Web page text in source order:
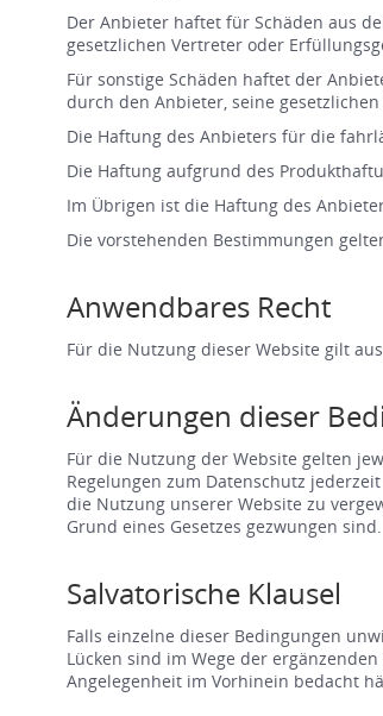
Der Anbieter haftet für Schäden aus
gesetzlichen Vertreter oder
Für sonstige Schäden haftet der
durch den Anbieter, seine
Die Haftung des Anbieters für die
Die Haftung aufgrund des
Im Übrigen ist die Haftung des
Die vorstehenden Bestimmungen
Anwendbares Recht
Für die Nutzung dieser Website gilt
Änderungen dieser
Für die Nutzung der Website gelten
Regelungen zum Datenschutz
die Nutzung unserer Website zu
Grund eines Gesetzes gezwungen sind.
Salvatorische Klausel
Falls einzelne dieser Bedingungen
Lücken sind im Wege der
Angelegenheit im Vorhinein bedacht